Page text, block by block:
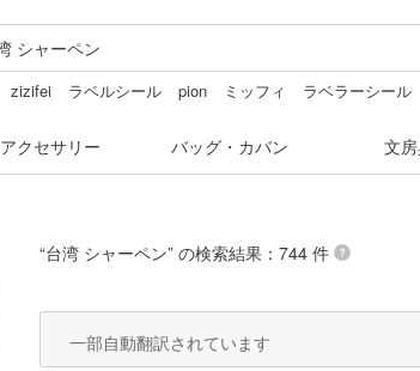
zizifei ラベルシール pion ミッフィ
ラベラーシール
アクセサリー バッグ・カバン 文
“台湾 シャーペン” の検索結果：744 件
一部自動翻訳されています